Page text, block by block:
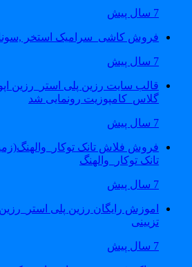
فروش کاشی_سرامیک استخر
قالب سایت رزین پلی استر_رزین
گلاس_کامپوزیت رونمایی شد
فروش فلاش تانک
تانک توکار_والهنگ
اموزش رایگان رزین پلی استر_رزین
تزیینی